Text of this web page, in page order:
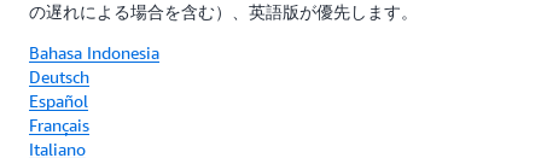
の遅れによる場合を含む）、英語版が優先します。
Bahasa Indonesia
Deutsch
Español
Français
Italiano